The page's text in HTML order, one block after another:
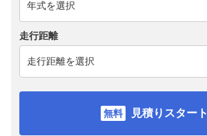
走行距離
見積りスタート